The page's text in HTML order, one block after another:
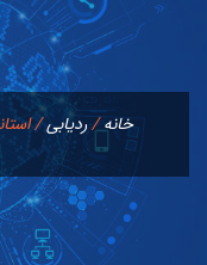
خانه/ردیابی/